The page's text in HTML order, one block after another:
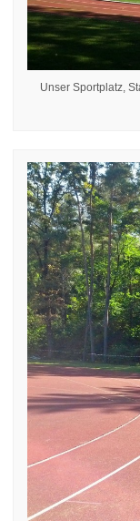
Unser Sportplatz,